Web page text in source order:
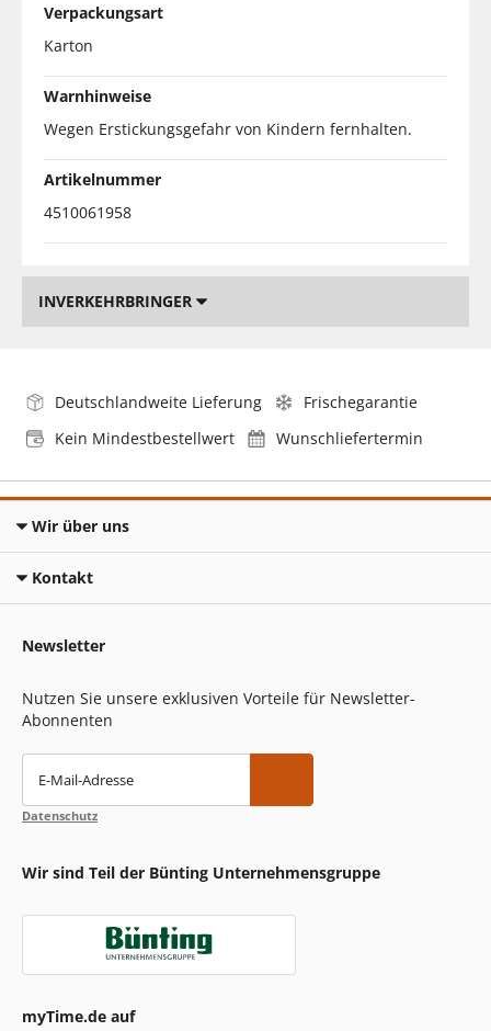
Verpackungsart
Karton
Warnhinweise
Wegen Erstickungsgefahr von Kindern fernhalten.
Artikelnummer
4510061958
INVERKEHRBRINGER
Deutschlandweite Lieferung
Frischegarantie
Kein Mindestbestellwert
Wunschliefertermin
Wir über uns
Kontakt
Newsletter
Nutzen Sie unsere exklusiven Vorteile für Newsletter-
Abonnenten
E-Mail-Adresse
Datenschutz
Wir sind Teil der Bünting Unternehmensgruppe
myTime.de auf